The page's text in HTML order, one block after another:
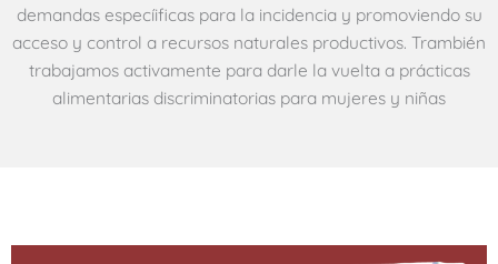
demandas especíificas para la incidencia y promoviendo su
acceso y control a recursos naturales productivos. Trambién
trabajamos activamente para darle la vuelta a prácticas
alimentarias discriminatorias para mujeres y niñas